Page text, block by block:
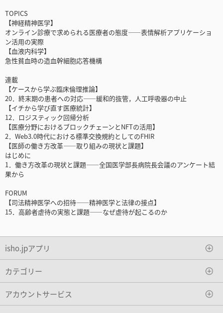
TOPICS
【神経精神医学】
オンライン診療で求められる医療者の態度――表情解析アプリケーショ
ン活用の実際
【血液内科学】
急性貧血時の造血幹細胞応答機構
連載
【ケースから学ぶ臨床倫理推論】
20．終末期の患者への対応――緩和的抜管，人工呼吸器の中止
【イチから学び直す医療統計】
12．ロジスティック回帰分析
【医療分野におけるブロックチェーンとNFTの活用】
2．Web3.0時代における標準交換規約としてのFHIR
【医師の働き方改革――取り組みの現状と課題】
はじめに
1．働き方改革の現状と課題――全国医学部長病院長会議のアンケート結
果から
FORUM
【司法精神医学への招待――精神医学と法律の接点】
15．高齢者虐待の実態と課題――なぜ虐待が起こるのか
isho.jpアプリ
カテゴリー
アカウントサービス